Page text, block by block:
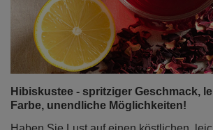
Hibiskustee - spritziger Geschmack,
Farbe, unendliche Möglichkeiten!
Haben Sie Lust auf einen köstlichen,
mit intensiver rubinroter Farbe, der nicht
schmeckt, sondern auch Ihrem Körper
Timing! Hibiskus ist eine Pflanze, die
Grundlage für erfrischende